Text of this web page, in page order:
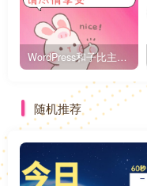
WordPress和子比主题模板&网站美化方法教程-已更新到:23-01-8
随机推荐